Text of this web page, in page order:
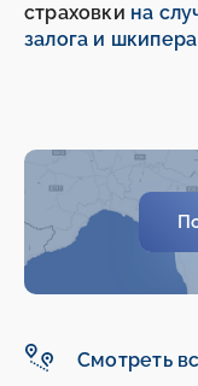
страховки на
залога и
Смотреть